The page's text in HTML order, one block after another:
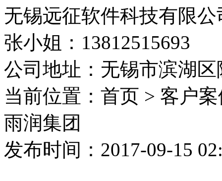
无锡远征软件科技有限公
张小姐：13812515693
公司地址：无锡市滨湖
当前位置：首页 > 客户
雨润集团
发布时间：2017-09-15